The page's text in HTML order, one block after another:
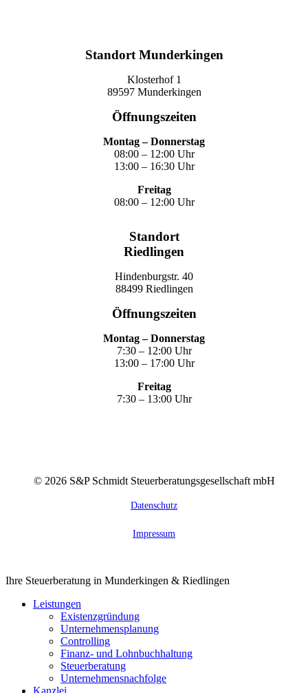
Standort Munderkingen
Klosterhof 1
89597 Munderkingen
Öffnungszeiten
Montag – Donnerstag
08:00 – 12:00 Uhr
13:00 – 16:30 Uhr
Freitag
08:00 – 12:00 Uhr
Standort
Riedlingen
Hindenburgstr. 40
88499 Riedlingen
Öffnungszeiten
Montag – Donnerstag
7:30 – 12:00 Uhr
13:00 – 17:00 Uhr
Freitag
7:30 – 13:00 Uhr
© 2026S&P Schmidt Steuerberatungsgesellschaft mbH
Datenschutz
Impressum
Close
Ihre Steuerberatung in Munderkingen & Riedlingen
Leistungen
Existenzgründung
Unternehmensplanung
Controlling
Finanz- und Lohnbuchhaltung
Steuerberatung
Unternehmensnachfolge
Kanzlei